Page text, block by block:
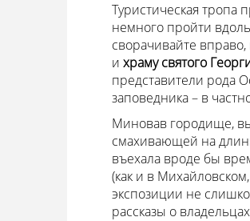
Туристическая тропа
немного пройти
сворачивайте
и храму святого
представители рода
заповедника – в
Миновав городище,
смахивающей на
въехала вроде бы
(как и в
экспозиции не
рассказы о